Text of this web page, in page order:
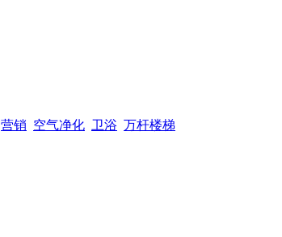
营销 空气净化 卫浴 万杆楼梯